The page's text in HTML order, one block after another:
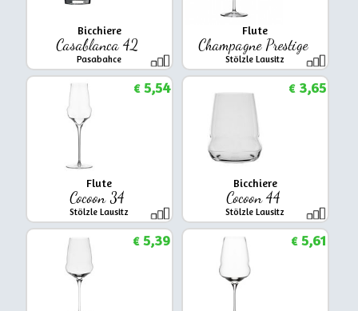
Bicchiere
Casablanca 42
Pasabahce
Flute
Champagne Prestige
Stölzle Lausitz
Flute
Cocoon 34
Stölzle Lausitz
€5,54
Bicchiere
Cocoon 44
Stölzle Lausitz
€3,65
€5,39 €5,61